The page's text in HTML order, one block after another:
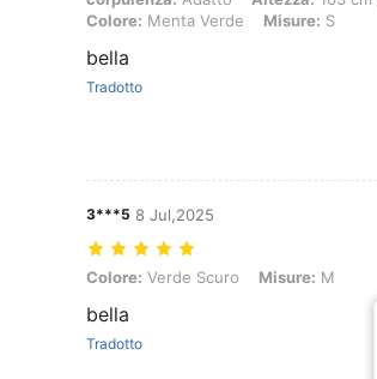
Colore: Menta Verde Misure: S
bella
Tradotto
3***5 8 Jul,2025
Colore: Verde Scuro, Misure: M
Colore: Verde Scuro Misure: M
bella
Tradotto